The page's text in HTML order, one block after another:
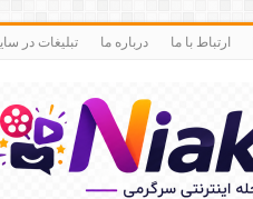
ارتباط با ما درباره ما تبلیغات در